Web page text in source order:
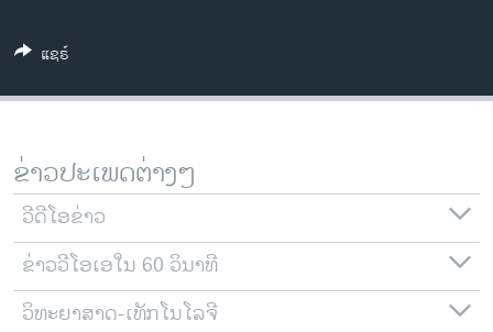
ພາສາອັງກິດ
ລາຍການກະຈາຍສຽງ
ລາຍງານ
ຕິດຕາມພວກເຮົາ ທີ່
ພາສາຕ່າງໆ
ແຊຣ໌
ຂ່າວປະເພດຕ່າງໆ
ວີດີໂອຂ່າວ
ຂ່າວວີໂອເອໃນ 60 ວິນາທີ
ວິທະຍາສາດ-ເທັກໂນໂລຈີ